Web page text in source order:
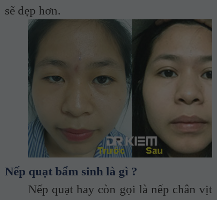
sẽ đẹp hơn.
Nếp quạt bẩm sinh là gì ?
Nếp quạt hay còn gọi là nếp chân vịt